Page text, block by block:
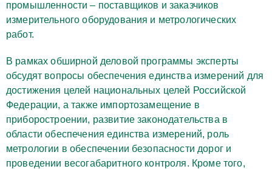
промышленности – поставщиков и заказчиков
измерительного оборудования и метрологических
работ.
В рамках обширной деловой программы эксперты
обсудят вопросы обеспечения единства измерений для
достижения целей национальных целей Российской
Федерации, а также импортозамещение в
приборостроении, развитие законодательства в
области обеспечения единства измерений, роль
метрологии в обеспечении безопасности дорог и
проведении весогабаритного контроля. Кроме того,